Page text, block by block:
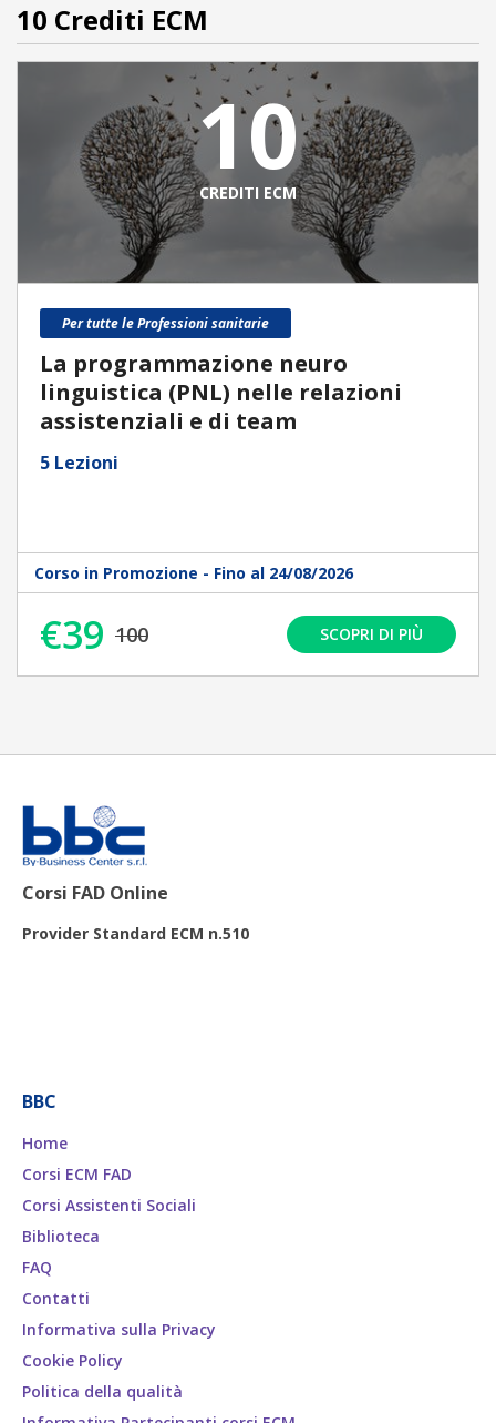
10 Crediti ECM
10
CREDITI ECM
Per tutte le Professioni sanitarie
La programmazione neuro
linguistica (PNL) nelle relazioni
assistenziali e di team
5 Lezioni
Corso in Promozione - Fino al 24/08/2026
€39 100 SCOPRI DI PIÙ
Corsi FAD Online
Provider Standard ECM n.510
BBC
Home
Corsi ECM FAD
Corsi Assistenti Sociali
Biblioteca
FAQ
Contatti
Informativa sulla Privacy
Cookie Policy
Politica della qualità